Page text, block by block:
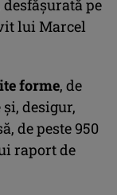
pe
lui Marcel
forme, de
desigur,
de peste 950
raport de